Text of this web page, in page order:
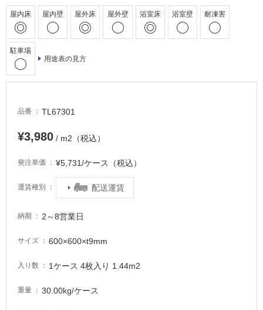
屋内床 屋内壁 屋外床 屋外壁 浴室床 浴室壁 耐凍害
駐車場
用途表の見方
品番 TL67301
¥3,980 / m2（税込）
発注単価 ¥5,731/ケース（税込）
運賃種別 配送運賃
納期 2～8営業日
サイズ 600×600×t9mm
入り数 1ケース 4枚入り 1.44m2
重量 30.00kg/ケース
場
非
に
い
し
る
が
意
必
適